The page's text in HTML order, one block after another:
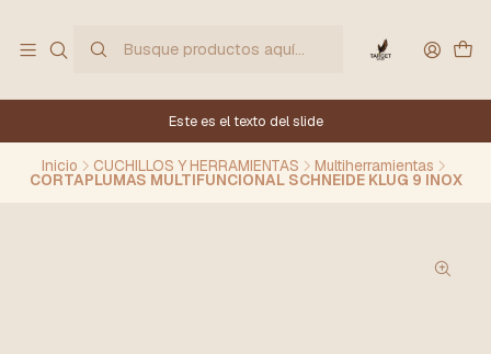
Este es el texto del slide
Inicio CUCHILLOS Y HERRAMIENTAS Multiherramientas
CORTAPLUMAS MULTIFUNCIONAL SCHNEIDE KLUG 9 INOX